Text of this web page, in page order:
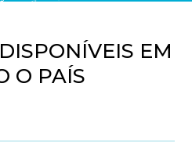
EM
O PAÍS